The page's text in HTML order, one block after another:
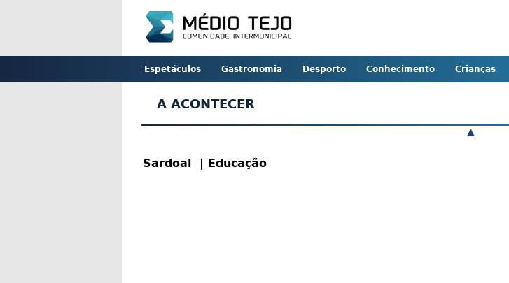
Espetáculos Gastronomia Desporto Conhecimento Crianças
A ACONTECER
▲
Sardoal | Educação